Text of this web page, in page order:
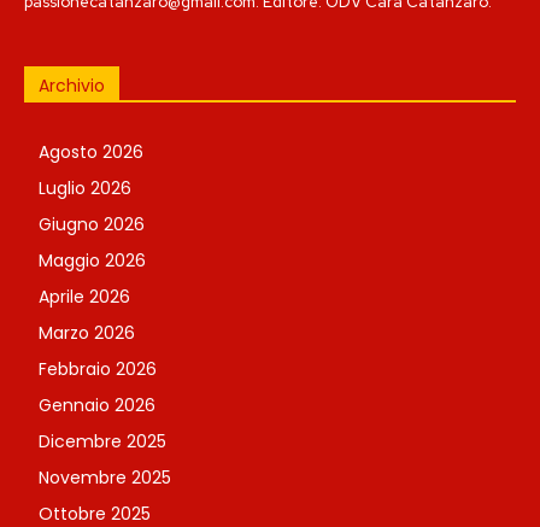
Archivio
Agosto 2026
Luglio 2026
Giugno 2026
Maggio 2026
Aprile 2026
Marzo 2026
Febbraio 2026
Gennaio 2026
Dicembre 2025
Novembre 2025
Ottobre 2025